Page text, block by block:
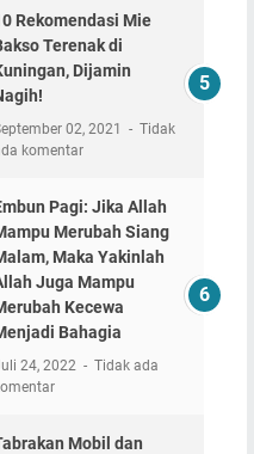
Rekomendasi Mie
Terenak di
Dijamin
02, 2021
Tidak
komentar
Pagi: Jika Allah
Merubah Siang
Maka Yakinlah
Juga Mampu
Kecewa
Bahagia
24, 2022
Tidak ada
Mobil dan